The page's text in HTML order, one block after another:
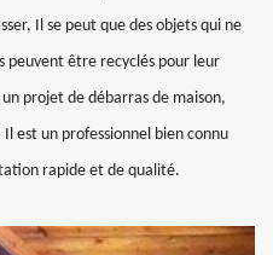
Il se peut que des objets qui ne
peuvent être recyclés pour leur
projet de débarras de maison,
est un professionnel bien connu
rapide et de qualité.